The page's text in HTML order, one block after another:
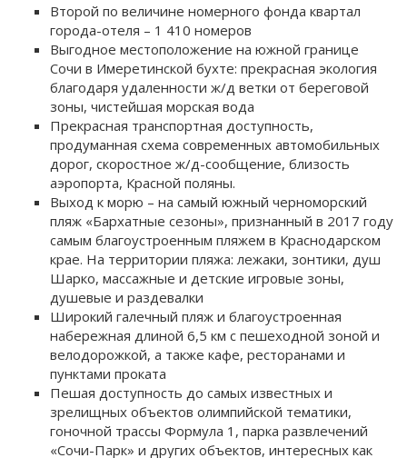
Второй по величине номерного фонда квартал
города-отеля – 1 410 номеров
Выгодное местоположение на южной границе
Сочи в Имеретинской бухте: прекрасная экология
благодаря удаленности ж/д ветки от береговой
зоны, чистейшая морская вода
Прекрасная транспортная доступность,
продуманная схема современных автомобильных
дорог, скоростное ж/д-сообщение, близость
аэропорта, Красной поляны.
Выход к морю – на самый южный черноморский
пляж «Бархатные сезоны», признанный в 2017 году
самым благоустроенным пляжем в Краснодарском
крае. На территории пляжа: лежаки, зонтики, душ
Шарко, массажные и детские игровые зоны,
душевые и раздевалки
Широкий галечный пляж и благоустроенная
набережная длиной 6,5 км с пешеходной зоной и
велодорожкой, а также кафе, ресторанами и
пунктами проката
Пешая доступность до самых известных и
зрелищных объектов олимпийской тематики,
гоночной трассы Формула 1, парка развлечений
«Сочи-Парк» и других объектов, интересных как